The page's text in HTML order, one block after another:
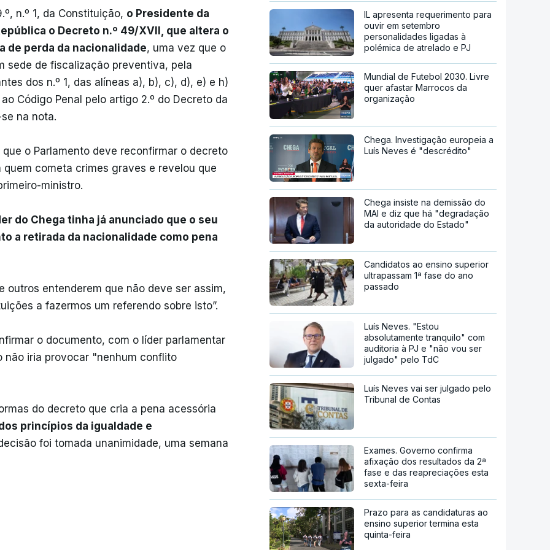
n.º 1, da Constituição, o Presidente da
o Decreto n.º 49/XVII, que altera o
de perda da nacionalidade, uma vez que o
sede de fiscalização preventiva, pela
dos n.º 1, das alíneas a), b), c), d), e) e h)
Código Penal pelo artigo 2.º do Decreto da
na nota.
o Parlamento deve reconfirmar o decreto
cometa crimes graves e revelou que
ministro.
do Chega tinha já anunciado que o seu
a retirada da nacionalidade como pena
outros entenderem que não deve ser assim,
a fazermos um referendo sobre isto”.
o documento, com o líder parlamentar
não iria provocar "nenhum conflito
do decreto que cria a pena acessória
princípios da igualdade e
foi tomada unanimidade, uma semana
IL apresenta requerimento para
ouvir em setembro
personalidades ligadas à
polémica de atrelado e PJ
Mundial de Futebol 2030. Livre
quer afastar Marrocos da
organização
Chega. Investigação europeia a
Luís Neves é "descrédito"
Chega insiste na demissão do
MAI e diz que há "degradação
da autoridade do Estado"
Candidatos ao ensino superior
ultrapassam 1ª fase do ano
passado
Luís Neves. "Estou
absolutamente tranquilo" com
auditoria à PJ e "não vou ser
julgado" pelo TdC
Luís Neves vai ser julgado pelo
Tribunal de Contas
Exames. Governo confirma
afixação dos resultados da 2ª
fase e das reapreciações esta
sexta-feira
Prazo para as candidaturas ao
ensino superior termina esta
quinta-feira